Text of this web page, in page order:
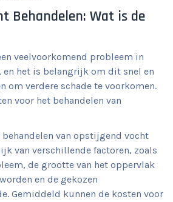
Behandelen: Wat is de
veelvoorkomend probleem in
en het is belangrijk om dit snel en
om verdere schade te voorkomen.
voor het behandelen van
van opstijgend vocht
van verschillende factoren, zoals
de grootte van het oppervlak
en de gekozen
Gemiddeld kunnen de kosten voor